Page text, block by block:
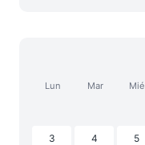
Lun Mar Mié
3 4 5